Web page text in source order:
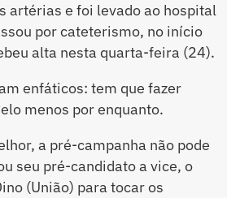
artérias e foi levado ao hospital
por cateterismo, no início
alta nesta quarta-feira (24).
enfáticos: tem que fazer
menos por enquanto.
a pré-campanha não pode
seu pré-candidato a vice, o
(União) para tocar os